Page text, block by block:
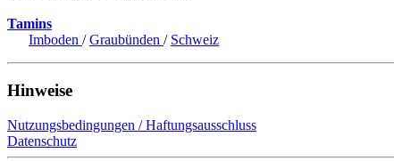
Tamins
Imboden /Graubünden / Schweiz
Hinweise
Nutzungsbedingungen / Haftungsausschluss
Datenschutz